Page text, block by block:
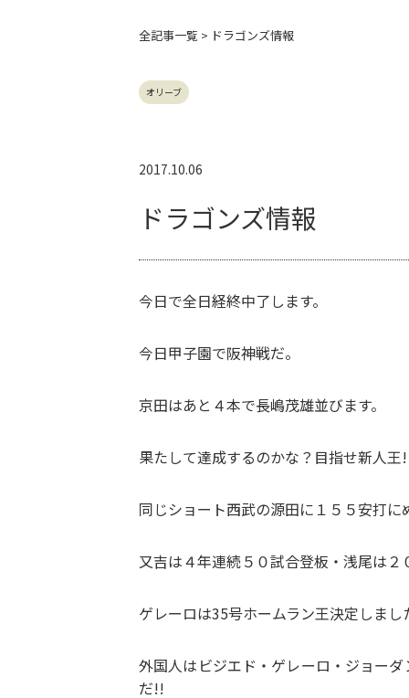
全記事一覧 > ドラゴンズ情報
オリーブ
2017.10.06
ドラゴンズ情報
今日で全日経終中了します。
今日甲子園で阪神戦だ。
京田はあと４本で長嶋茂雄並びます。
果たして達成するのかな？目指せ新人王
同じショート西武の源田に１５５安打に
又吉は４年連続５０試合登板・浅尾は
ゲレーロは35号ホームラン王決定しま
外国人はビジエド・ゲレーロ・ジョー
だ!!